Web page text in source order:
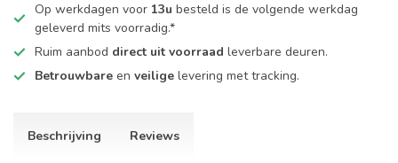
Op werkdagen voor 13u besteld is de volgende werkdag
geleverd mits voorradig.*
Ruim aanbod direct uit voorraad leverbare deuren.
Betrouwbare en veilige levering met tracking.
Beschrijving Reviews